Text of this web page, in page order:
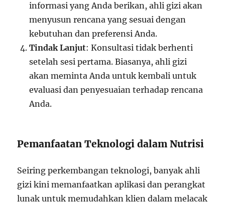
informasi yang Anda berikan, ahli gizi akan
menyusun rencana yang sesuai dengan
kebutuhan dan preferensi Anda.
Tindak Lanjut: Konsultasi tidak berhenti
setelah sesi pertama. Biasanya, ahli gizi
akan meminta Anda untuk kembali untuk
evaluasi dan penyesuaian terhadap rencana
Anda.
Pemanfaatan Teknologi dalam Nutrisi
Seiring perkembangan teknologi, banyak ahli
gizi kini memanfaatkan aplikasi dan perangkat
lunak untuk memudahkan klien dalam melacak